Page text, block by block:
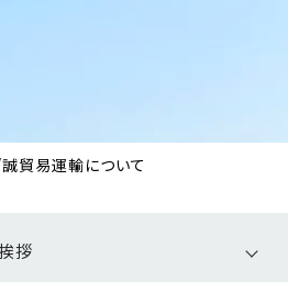
誠貿易運輸について
拶